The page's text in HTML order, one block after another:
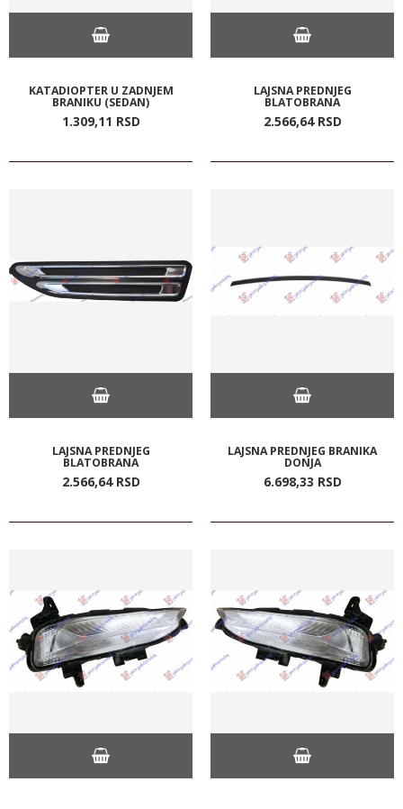
KATADIOPTER U ZADNJEM
BRANIKU (SEDAN)
1.309,11 RSD
LAJSNA PREDNJEG
BLATOBRANA
2.566,64 RSD
LAJSNA PREDNJEG
BLATOBRANA
2.566,64 RSD
LAJSNA PREDNJEG BRANIKA
DONJA
6.698,33 RSD